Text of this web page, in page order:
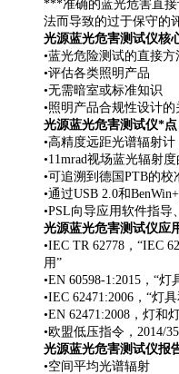
***准确的蓝光危害直
法而导致的过于保守的
光源蓝光危害测试仪核
•蓝光危险测试的直接方
•评估各类照明产品
•无需暗室或标准知识
•照明产品合规性设计
光源蓝光危害测试仪*点
•高精度远距光谱辐射计
•11mrad视场蓝光辐射
•可追溯到德国 PTB的校
•通过USB 2.0和BenWin+
•PSL向导应用软件指导
光源蓝光危害测试仪应
•IEC TR 62778 ，“IEC
用”
•EN 60598-1:2015 ，“灯
•IEC 62471:2006 ，“灯
•EN 62471:2008 ，灯和
•欧盟低压指令， 2014/
光源蓝光危害测试仪报
•空间平均光谱辐射